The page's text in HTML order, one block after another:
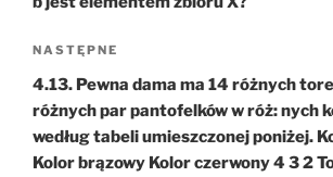
Następny
wpis
NASTĘPNE
4.13. Pewna dama ma 14 różnych
różnych par pantofelków w róż: nych
według tabeli umieszczonej poniżej.
Kolor brązowy Kolor czerwony 4 3 2